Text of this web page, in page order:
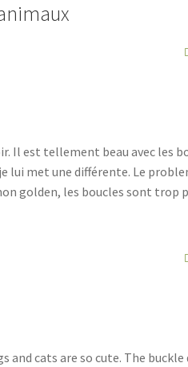
Il est tellement beau avec les
lui met une différente. Le
golden, les boucles sont trop
and cats are so cute. The buckle